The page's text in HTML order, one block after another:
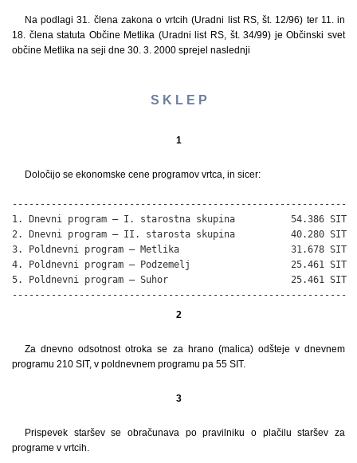
Na podlagi 31. člena zakona o vrtcih (Uradni list RS, št. 12/96) ter 11. in
18. člena statuta Občine Metlika (Uradni list RS, št. 34/99) je Občinski svet
občine Metlika na seji dne 30. 3. 2000 sprejel naslednji
S K L E P
1
Določijo se ekonomske cene programov vrtca, in sicer:
------------------------------------------------------------
1. Dnevni program – I. starostna skupina          54.386 SIT
2. Dnevni program – II. starosta skupina          40.280 SIT
3. Poldnevni program – Metlika                    31.678 SIT
4. Poldnevni program – Podzemelj                  25.461 SIT
5. Poldnevni program – Suhor                      25.461 SIT
------------------------------------------------------------
2
Za dnevno odsotnost otroka se za hrano (malica) odšteje v dnevnem
programu 210 SIT, v poldnevnem programu pa 55 SIT.
3
Prispevek staršev se obračunava po pravilniku o plačilu staršev za
programe v vrtcih.